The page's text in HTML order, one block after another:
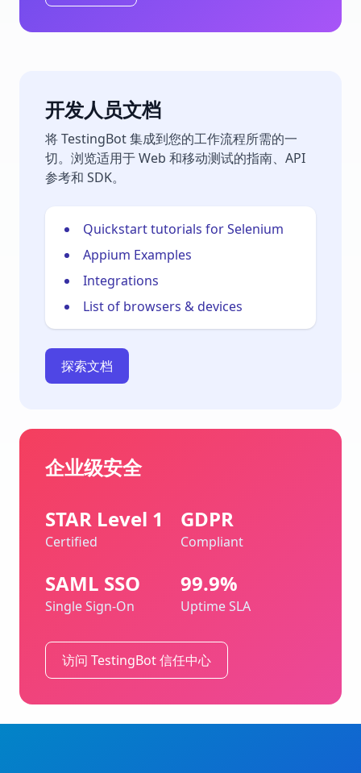
开发人员文档
将 TestingBot 集成到您的工作流程所需的一
切。浏览适用于 Web 和移动测试的指南、API
参考和 SDK。
Quickstart tutorials for Selenium
Appium Examples
Integrations
List of browsers & devices
探索文档
企业级安全
STAR Level 1
Certified
GDPR
Compliant
SAML SSO
Single Sign-On
99.9%
Uptime SLA
访问 TestingBot 信任中心